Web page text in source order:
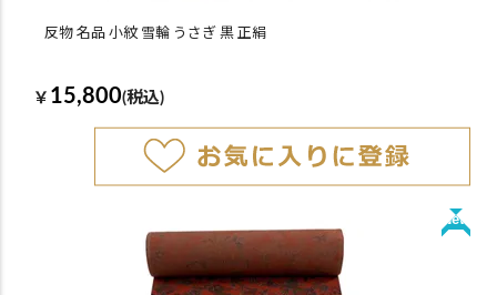
反物 名品 小紋 雪輪 うさぎ 黒 正絹
￥ 15,800(税込)
New